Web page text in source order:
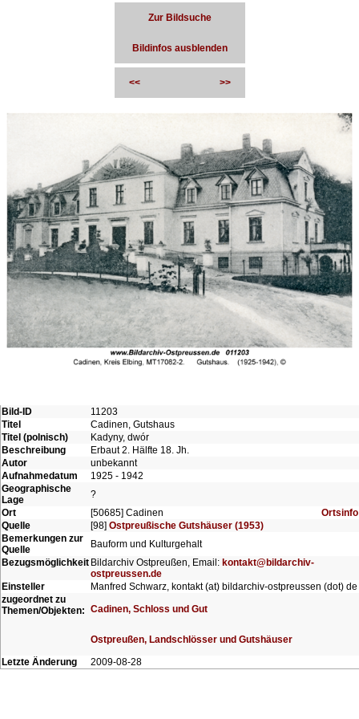
Zur Bildsuche
Bildinfos ausblenden
<< >>
Bild-ID
11203
Titel
Cadinen, Gutshaus
Titel (polnisch)
Kadyny, dwór
Beschreibung
Erbaut 2. Hälfte 18. Jh.
Autor
unbekannt
Aufnahmedatum
1925 - 1942
Geographische
Lage
?
Ort
[50685] Cadinen
Ortsinfo
Quelle
[98] Ostpreußische Gutshäuser (1953)
Bemerkungen zur
Quelle
Bauform und Kulturgehalt
Bezugsmöglichkeit Bildarchiv Ostpreußen, Email: kontakt@bildarchiv-
ostpreussen.de
Einsteller
Manfred Schwarz, kontakt (at) bildarchiv-ostpreussen (dot) de
zugeordnet zu
Themen/Objekten: Cadinen, Schloss und Gut
Ostpreußen, Landschlösser und Gutshäuser
Letzte Änderung
2009-08-28